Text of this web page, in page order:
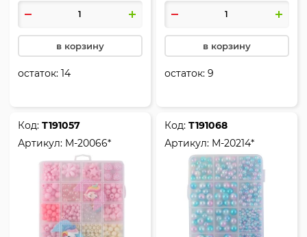
в корзину
остаток:14
в корзину
остаток:9
Код:Т191057
Артикул: M-20066*
Код:Т191068
Артикул: M-20214*